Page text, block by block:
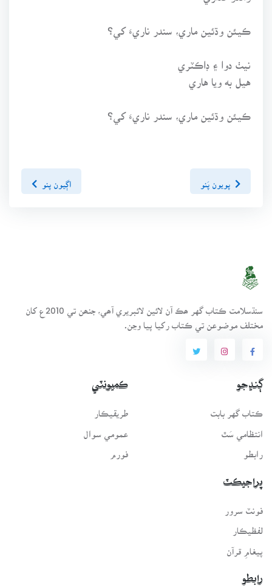
ڪيئن وڌئين ماري، سندر ناريءَ کي؟
نيٺ دوا ۽ ڊاڪٽري
هيل به ويا هاري
ڪيئن وڌئين ماري، سندر ناريءَ کي؟
پويون پَنو اڳيون پنو
سنڌسلامت ڪتاب گهر ھڪ آن لائين لائبريري آھي، جنھن تي 2010ع کان
مختلف موضوعن تي ڪتاب رکيا پيا وڃن.
ڳنڍجو
ڪتاب گهر بابت
انتظامي سَٿ
رابطو
ڪميونٽي
طريقيڪار
عمومي سوال
فورم
پراجيڪٽ
لفظيڪار
پيغامِ قرآن
رابطو